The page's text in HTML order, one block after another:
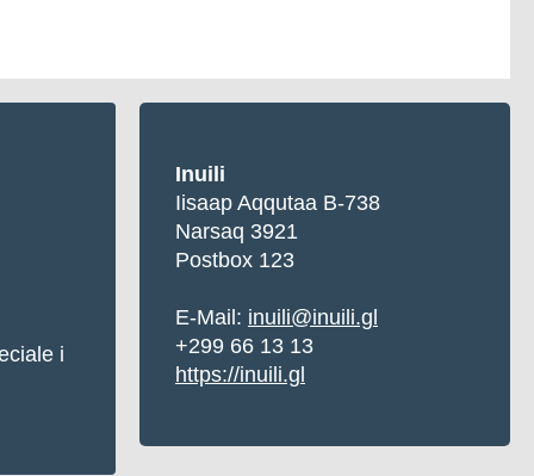
i
Inuili
Iisaap Aqqutaa B-738
Narsaq 3921
Postbox 123
E-Mail: inuili@inuili.gl
+299 66 13 13
https://inuili.gl